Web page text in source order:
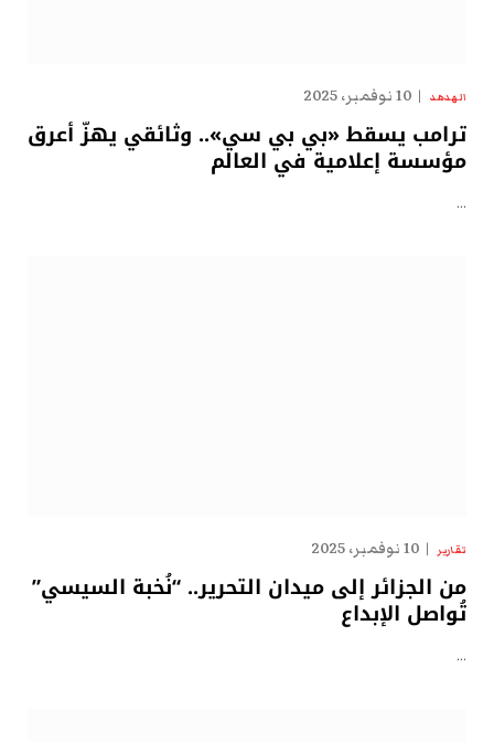
الهدهد 10 نوفمبر، 2025
ترامب يسقط «بي بي سي».. وثائقي يهزّ أعرق
مؤسسة إعلامية في العالم
…
تقارير 10 نوفمبر، 2025
من الجزائر إلى ميدان التحرير.. “نُخبة السيسي”
تُواصل الإبداع
…